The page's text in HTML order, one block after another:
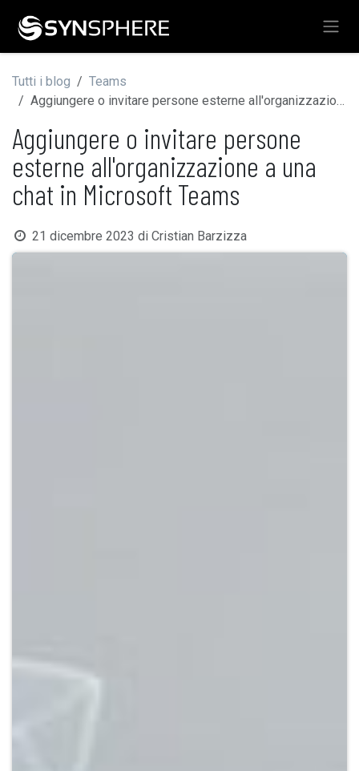
Tutti i blog
Teams
Aggiungere o invitare persone esterne all'organizzazione a una chat in Microsoft Teams
Aggiungere o invitare persone
esterne all'organizzazione a una
chat in Microsoft Teams
21 dicembre 2023 di Cristian Barzizza